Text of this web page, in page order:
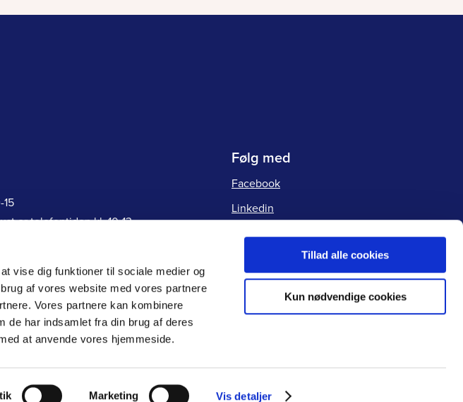
vise dig funktioner til sociale medier og
af vores website med vores partnere
Vores partnere kan kombinere
de har indsamlet fra din brug af deres
at anvende vores hjemmeside.
Marketing Vis detaljer
Tillad alle cookies
Kun nødvendige cookies
er telefontiden kl. 10-13
ff@farmakonom.dk
Følg med
Facebook
Linkedin